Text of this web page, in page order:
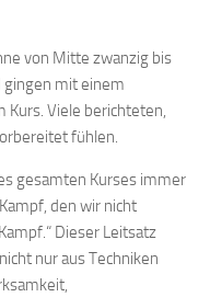
von Mitte zwanzig bis
gingen mit einem
Kurs. Viele berichteten,
fühlen.
gesamten Kurses immer
den wir nicht
Dieser Leitsatz
nur aus Techniken